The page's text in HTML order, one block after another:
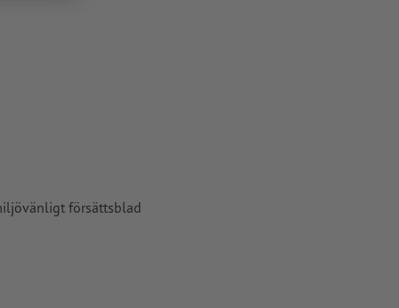
eller TIFF-
försättsblad